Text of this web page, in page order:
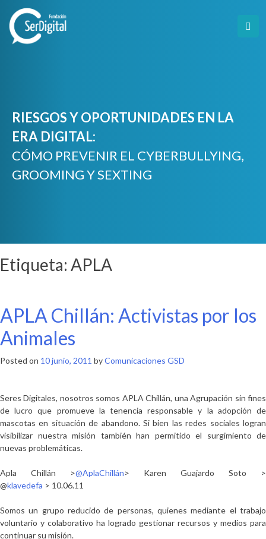
content
RIESGOS Y OPORTUNIDADES EN LA
ERA DIGITAL:
CÓMO PREVENIR EL CYBERBULLYING,
GROOMING Y SEXTING
Etiqueta: APLA
APLA Chillán: Activistas por los
Animales
Posted on 10 junio, 2011 byComunicaciones GSD
Seres Digitales, nosotros somos APLA Chillán, una Agrupación sin fines
de lucro que promueve la tenencia responsable y la adopción de
mascotas en situación de abandono. Si bien las redes sociales logran
visibilizar nuestra misión también han permitido el surgimiento de
nuevas problemáticas.
Apla Chillán >@AplaChillán> Karen Guajardo Soto >
@klavedefa > 10.06.11
Somos un grupo reducido de personas, quienes mediante el trabajo
voluntario y colaborativo ha logrado gestionar recursos y medios para
continuar su misión.